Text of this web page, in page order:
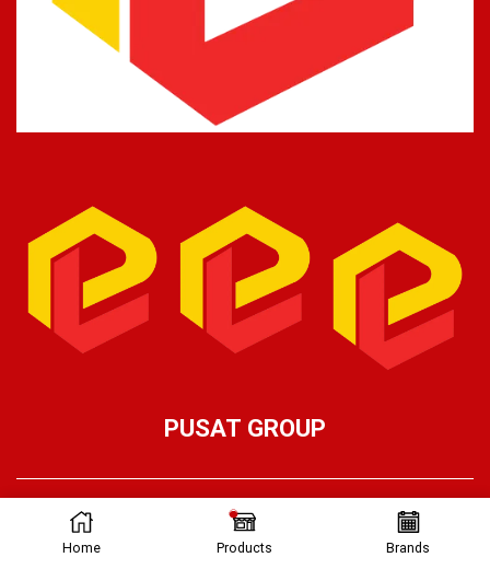
Home Products Brands
PUSAT GROUP
Ⓒ Pusat Lifting 2026 – Part of Pusat Group